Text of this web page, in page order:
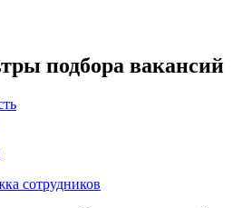
подбора вакансий
сотрудников